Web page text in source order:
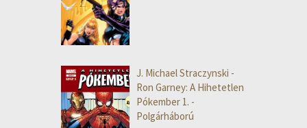
J. Michael Straczynski -
Ron Garney: A Hihetetlen
Pókember 1. -
Polgárháború